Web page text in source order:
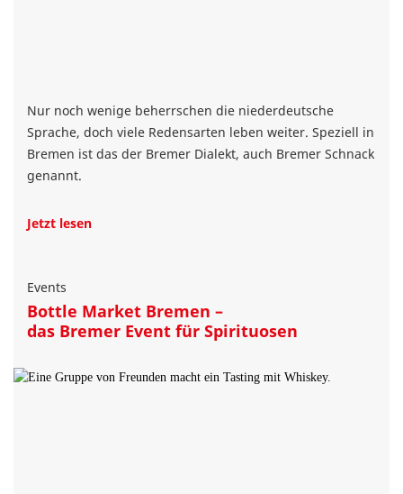
Nur noch wenige beherrschen die niederdeutsche
Sprache, doch viele Redensarten leben weiter. Speziell in
Bremen ist das der Bremer Dialekt, auch Bremer Schnack
genannt.
Jetzt lesen
Events
Bottle Market Bremen –
das Bremer Event für Spirituosen